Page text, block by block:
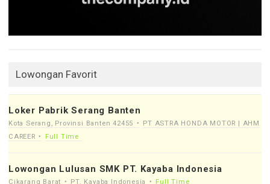
Lowongan Favorit
Loker Pabrik Serang Banten
Kota Serang, Provinsi Banten 42455
PT ASTRA HONDA MOTOR | AHM
CAREER
Full Time
Lowongan Lulusan SMK PT. Kayaba Indonesia
Cikarang Barat PT. Kayaba Indonesia Full Time